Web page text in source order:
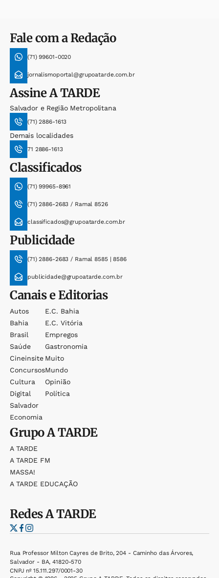
Fale com a Redação
(71) 99601-0020
jornalismoportal@grupoatarde.com.br
AssineA TARDE
Salvador e Região Metropolitana
(71) 2886-1613
Demais localidades
71 2886-1613
Classificados
(71) 99965-8961
(71) 2886-2683 / Ramal 8526
classificados@grupoatarde.com.br
Publicidade
(71) 2886-2683 / Ramal 8585 | 8586
publicidade@grupoatarde.com.br
Canais e Editorias
Autos
Bahia
Brasil
Saúde
Cineinsite
Concursos
Cultura
Digital
Salvador
Economia
E.c. Bahia
E.c. Vitória
Empregos
Gastronomia
Muito
Mundo
Opinião
Política
GrupoA TARDE
A TARDE
A TARDE FM
MASSA!
A TARDE EDUCAÇÃO
RedesA TARDE
Rua Professor Milton Cayres de Brito, 204 - Caminho das Árvores,
Salvador - BA, 41820-570
CNPJ nº 15.111.297/0001-30